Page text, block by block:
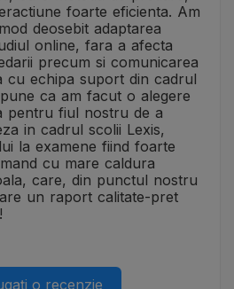
foarte eficienta. Am
deosebit adaptarea
online, fara a afecta
precum si comunicarea
cu echipa suport din cadrul
ca am facut o alegere
pentru fiul nostru de a
in cadrul scolii Lexis,
la examene fiind foarte
cu mare caldura
care, din punctul nostru
un raport calitate-pret
o recenzie